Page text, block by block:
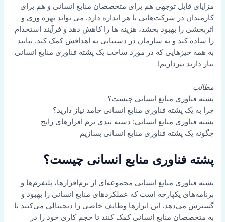
مزایای قابل توجهی هم برای متخصصان منابع انسانی و هم برای
کارمندان در شرکت‌هایی با هر اندازه دارد. می تواند بهره وری و
اثربخشی را بهبود بخشد، هزینه ها را کاهش دهد و فرآیند استخدام
را ساده کند و به سازمان در دستیابی به اهدافش کمک کند. بیایید
به همه چیزهایی که در مورد ساخت یک پشته فناوری منابع انسانی
نیاز دارید بپردازیم!
مطالب
پشته فناوری منابع انسانی چیست؟
چرا به یک پشته فناوری منابع انسانی جامد نیاز دارید؟
پشته فناوری منابع انسانی: دسته بندی نرم افزارهای رایج
چگونه یک پشته فناوری منابع انسانی بسازیم
پشته فناوری منابع انسانی چیست؟
پشته فناوری منابع انسانی مجموعه‌ای از نرم‌افزارها، پلتفرم‌ها و
برنامه‌های یکپارچه است که عملکردهای منابع انسانی را بهبود و
گسترش می‌دهد. این ابزارها وظایف خاصی را دیجیتالی می‌کنند تا
به متخصصان منابع انسانی کمک کنند تا حجم کاری خود را در